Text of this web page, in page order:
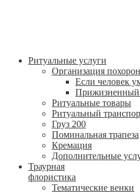
Ритуальные услуги
Организация похорон
Если человек
Прижизненный
Ритуальные товары
Ритуальный
Груз 200
Поминальная трапеза
Кремация
Дополнительные
Траурная
флористика
Тематические венки